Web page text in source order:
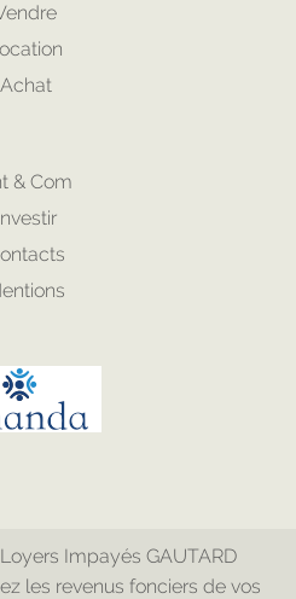
Achat
& Com
Impayés GAUTARD
les revenus fonciers de vos